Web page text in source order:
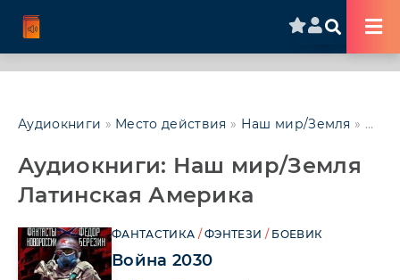
Аудиокниги » Место действия » Наш мир/Земля »
Аудиокниги: Наш мир/Земля
Латинская Америка
ФАНТАСТИКА /ФЭНТЕЗИ / БОЕВИК
Война 2030